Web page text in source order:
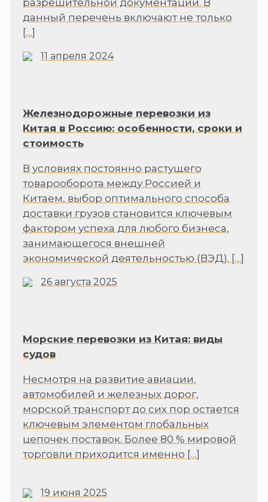
разрешительной документации. В
данный перечень включают не только
[…]
11 апреля 2024
Железнодорожные перевозки из
Китая в Россию: особенности, сроки и
стоимость
В условиях постоянно растущего
товарооборота между Россией и
Китаем, выбор оптимального способа
доставки грузов становится ключевым
фактором успеха для любого бизнеса,
занимающегося внешней
экономической деятельностью (ВЭД). […]
26 августа 2025
Морские перевозки из Китая: виды
судов
Несмотря на развитие авиации,
автомобилей и железных дорог,
морской транспорт до сих пор остается
ключевым элементом глобальных
цепочек поставок. Более 80 % мировой
торговли приходится именно […]
19 июня 2025